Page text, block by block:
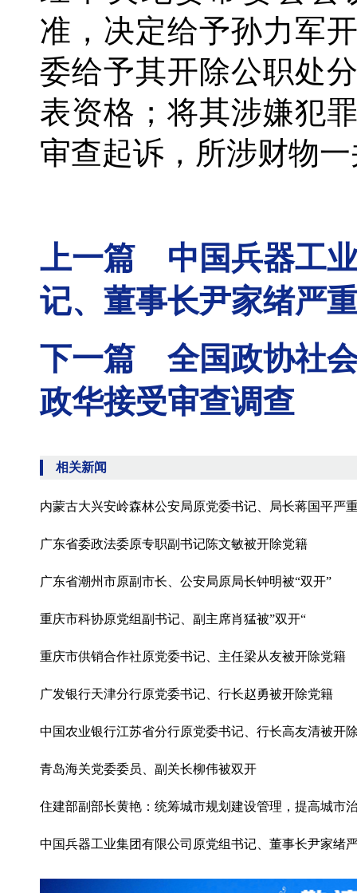
准，决定给予孙力军
委给予其开除公职处
表资格；将其涉嫌犯
审查起诉，所涉财物
上一篇 中国兵器工
记、董事长尹家绪严
下一篇 全国政协社
政华接受审查调查
相关新闻
内蒙古大兴安岭森林公安局原党委书记、局长蒋国平严
广东省委政法委原专职副书记陈文敏被开除党籍
广东省潮州市原副市长、公安局原局长钟明被“双开”
重庆市科协原党组副书记、副主席肖猛被”双开“
重庆市供销合作社原党委书记、主任梁从友被开除党籍
广发银行天津分行原党委书记、行长赵勇被开除党籍
中国农业银行江苏省分行原党委书记、行长高友清被开
青岛海关党委委员、副关长柳伟被双开
住建部副部长黄艳：统筹城市规划建设管理，提高城市
中国兵器工业集团有限公司原党组书记、董事长尹家绪